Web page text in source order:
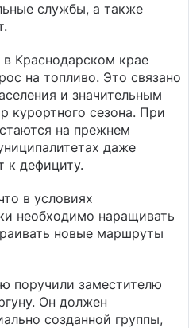
службы, а также
в Краснодарском крае
на топливо. Это связано
и значительным
курортного сезона. При
на прежнем
даже
к дефициту.
в условиях
необходимо наращивать
новые маршруты
поручили заместителю
Он должен
созданной группы,